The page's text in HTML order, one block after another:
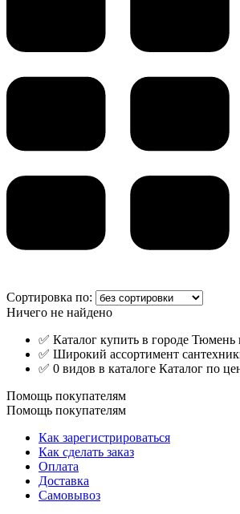
Сортировка по:
Ничего не найдено
✅ Каталог купить в городе Тюмень
✅ Широкий ассортимент
✅ 0 видов в каталоге Каталог по
Помощь покупателям
Помощь покупателям
Как зарегистрироваться
Как сделать заказ
Оплата
Доставка
Самовывоз